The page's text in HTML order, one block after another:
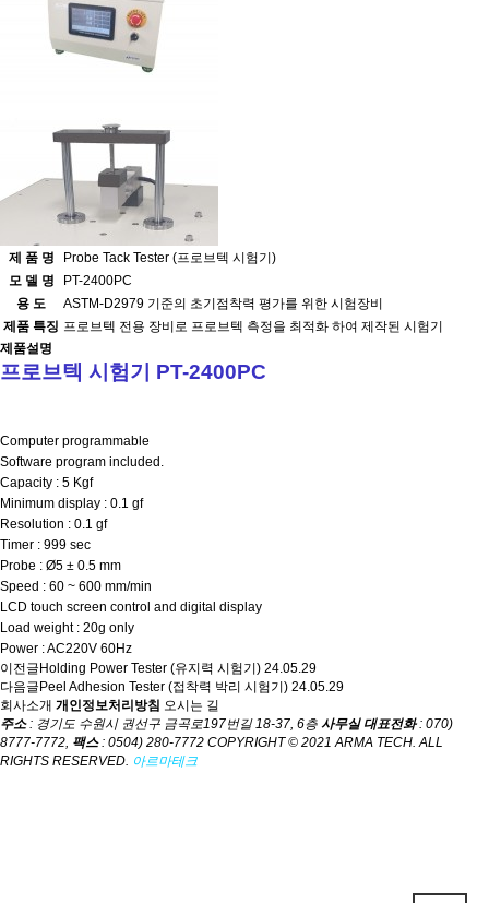
제 품 명
Probe Tack Tester (프로브텍 시험기)
모 델 명
PT-2400PC
용 도
ASTM-D2979 기준의 초기점착력 평가를 위한 시험장비
제품 특징 프로브텍 전용 장비로 프로브텍 측정을 최적화 하여 제작된 시험기
제품설명
프로브텍 시험기 PT-2400PC
Computer programmable
Software program included.
Capacity : 5 Kgf
Minimum display : 0.1 gf
Resolution : 0.1 gf
Timer : 999 sec
Probe : Ø5 ± 0.5 mm
Speed : 60 ~ 600 mm/min
LCD touch screen control and digital display
Load weight : 20g only
Power : AC220V 60Hz
이전글 Holding Power Tester (유지력 시험기) 24.05.29
다음글 Peel Adhesion Tester (접착력 박리 시험기) 24.05.29
회사소개 개인정보처리방침 오시는 길
주소: 경기도 수원시 권선구 금곡로197번길 18-37, 6층 사무실 대표전화: 070)
8777-7772, 팩스: 0504) 280-7772 COPYRIGHT © 2021 ARMA TECH. ALL
RIGHTS RESERVED. 아르마테크